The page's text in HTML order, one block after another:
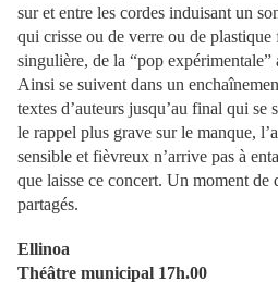
sur et entre les cordes induisant un
qui crisse ou de verre ou de plastique
singulière, de la “pop expérimentale”
Ainsi se suivent dans un
textes d’auteurs jusqu’au final qui se
le rappel plus grave sur le manque,
sensible et fièvreux n’arrive pas à
que laisse ce concert. Un moment de
partagés.
Ellinoa
Théâtre municipal 17h.00